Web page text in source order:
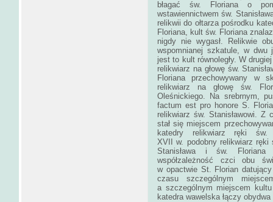
błagać św. Floriana o
wstawiennictwem św.
relikwii do ołtarza pośrodku
Floriana, kult św. Floriana
nigdy nie wygasł. Relikwie
wspomnianej szkatule, w dwu
jest to kult równoległy. W
relikwiarz na głowę św.
Floriana przechowywany w
relikwiarz na głowę św.
Oleśnickiego. Na srebrnym,
factum est pro honore S.
relikwiarz św. Stanisławowi.
stał się miejscem
katedry relikwiarz ręki
XVII w. podobny relikwiarz ręki
Stanisława i św. Floriana
współzależność czci obu
w opactwie St. Florian
czasu szczególnym
a szczególnym miejscem
katedra wawelska łączy